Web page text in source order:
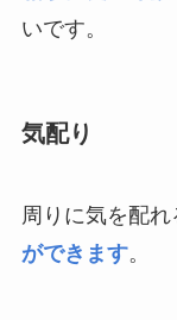
いです。
気配り
周りに気を配れ
ができます。